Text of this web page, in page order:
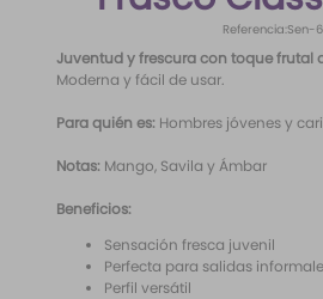
Referencia:Sen-
Juventud y frescura con toque frutal
Moderna y fácil de usar.
Para quién es: Hombres jóvenes y
Notas: Mango, Savila y Ámbar
Beneficios:
Sensación fresca juvenil
Perfecta para salidas
Perfil versátil
santal 33
10
difusor